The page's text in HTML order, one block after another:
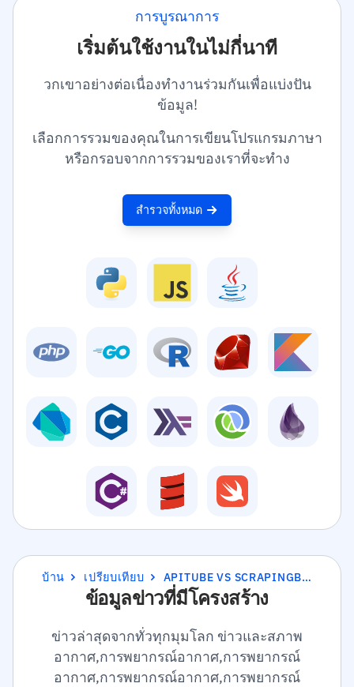
การบูรณาการ
เริ่มต้นใช้งานในไม่กี่นาที
วกเขาอย่างต่อเนื่องทำงานร่วมกันเพื่อแบ่งปัน
ข้อมูล!
เลือกการรวมของคุณในการเขียนโปรแกรมภาษา
หรือกรอบจากการรวมของเราที่จะทำง
สำรวจทั้งหมด
บ้าน เปรียบเทียบ APITUBE VS SCRAPINGBEE
ข้อมูลข่าวที่มีโครงสร้าง
ข่าวล่าสุดจากทั่วทุกมุมโลก ข่าวและสภาพ
อากาศ,การพยากรณ์อากาศ,การพยากรณ์
อากาศ,การพยากรณ์อากาศ,การพยากรณ์